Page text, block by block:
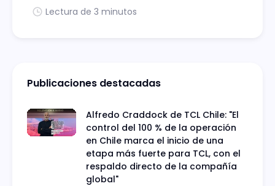
Lectura de 3 minutos
Publicaciones destacadas
Alfredo Craddock de TCL Chile: "El
control del 100 % de la operación
en Chile marca el inicio de una
etapa más fuerte para TCL, con el
respaldo directo de la compañía
global"